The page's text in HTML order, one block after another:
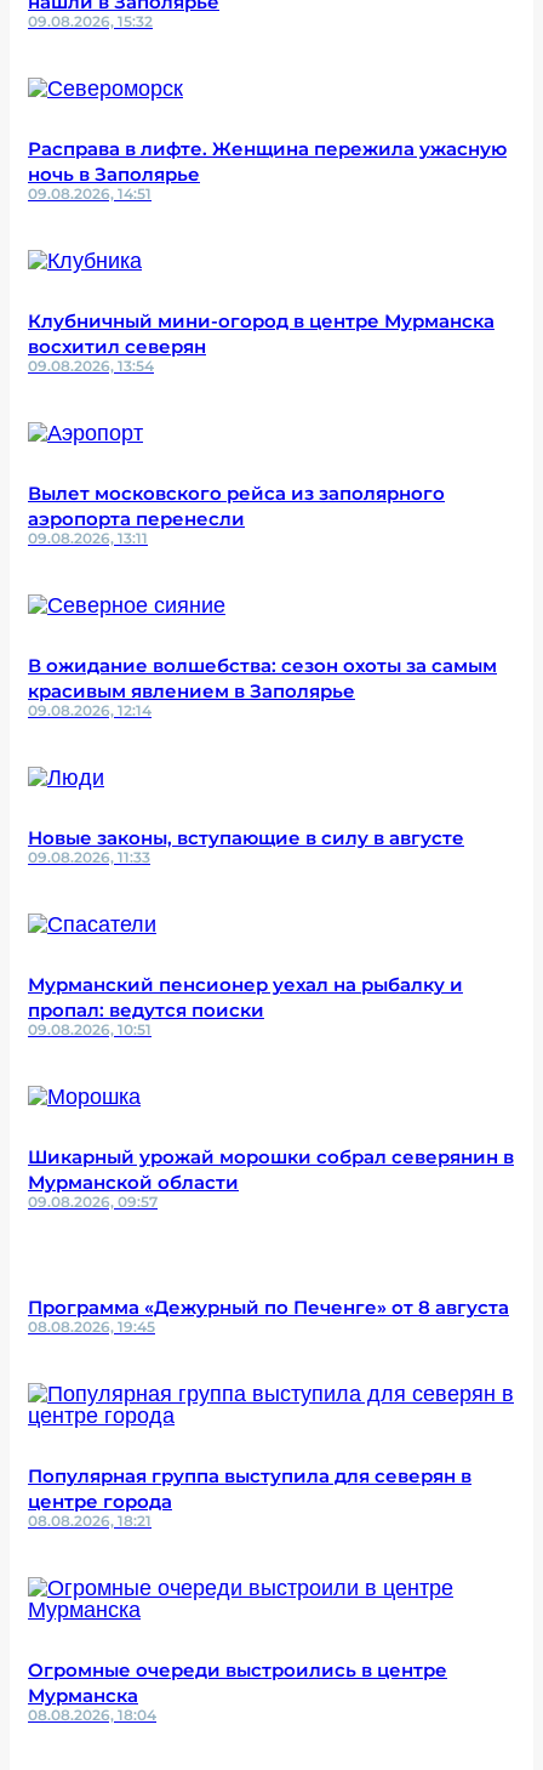
09.08.2026, 15:32
Расправа в лифте. Женщина пережила ужасную
ночь в Заполярье
09.08.2026, 14:51
Клубничный мини-огород в центре Мурманска
восхитил северян
09.08.2026, 13:54
Вылет московского рейса из заполярного
аэропорта перенесли
09.08.2026, 13:11
В ожидание волшебства: сезон охоты за самым
красивым явлением в Заполярье
09.08.2026, 12:14
Новые законы, вступающие в силу в августе
09.08.2026, 11:33
Мурманский пенсионер уехал на рыбалку и
пропал: ведутся поиски
09.08.2026, 10:51
Шикарный урожай морошки собрал северянин в
Мурманской области
09.08.2026, 09:57
Программа «Дежурный по Печенге» от 8 августа
08.08.2026, 19:45
Популярная группа выступила для северян в
центре города
08.08.2026, 18:21
Огромные очереди выстроились в центре
Мурманска
08.08.2026, 18:04